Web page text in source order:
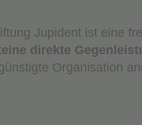
Jupident ist eine
direkte
Organisation